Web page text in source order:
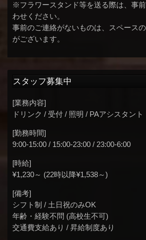
※フラワースタンド等を送る際は、事
わせください。
事前のご連絡がないものは、スペース
がございます。
スタッフ募集中
[業務内容]
ドリンク / 受付 / 照明 / PAアシスタント
[勤務時間]
9:00-15:00 / 15:00-23:00 / 23:00-6:00
[時給]
¥1,230～ (22時以降¥1,538～)
[備考]
シフト制 / 土日祝のみOK
年齢・経験不問 (高校生不可)
交通費支給あり / 昇給制度あり